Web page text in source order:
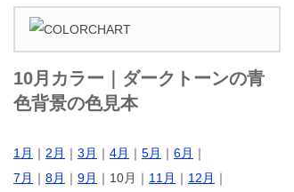
10月カラー｜ダークトーンの青
色背景の色見本
1月 ｜ 2月 ｜ 3月 ｜ 4月 ｜ 5月 ｜ 6月 ｜
7月 ｜ 8月 ｜ 9月 ｜10月｜ 11月 ｜ 12月 ｜